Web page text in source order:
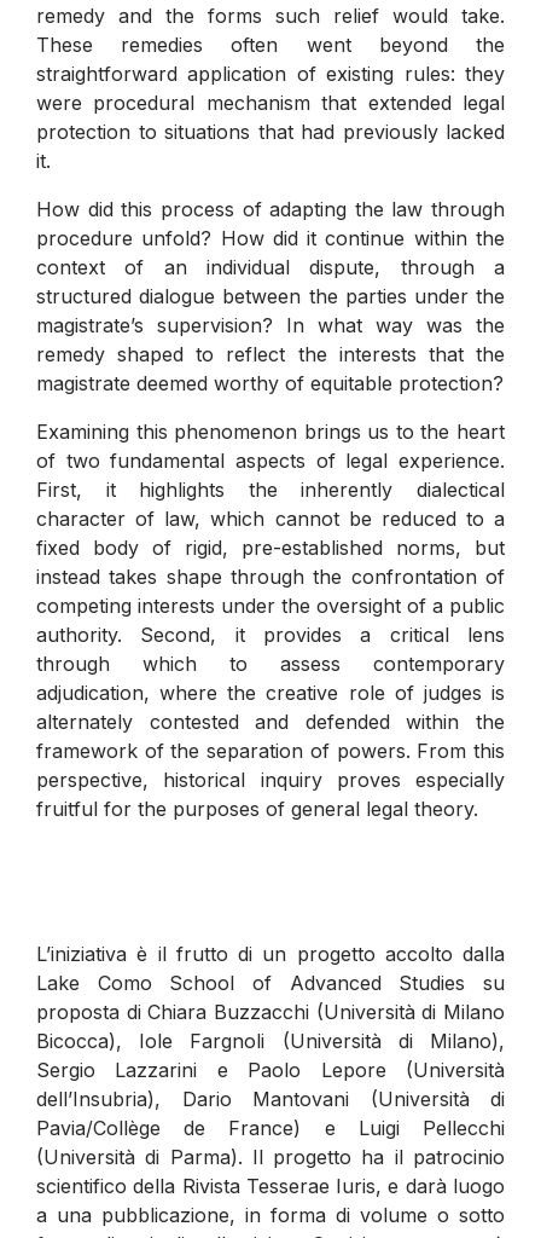
remedy and the forms such relief would take.
These remedies often went beyond the
straightforward application of existing rules: they
were procedural mechanism that extended legal
protection to situations that had previously lacked
it.
How did this process of adapting the law through
procedure unfold? How did it continue within the
context of an individual dispute, through a
structured dialogue between the parties under the
magistrate’s supervision? In what way was the
remedy shaped to reflect the interests that the
magistrate deemed worthy of equitable protection?
Examining this phenomenon brings us to the heart
of two fundamental aspects of legal experience.
First, it highlights the inherently dialectical
character of law, which cannot be reduced to a
fixed body of rigid, pre-established norms, but
instead takes shape through the confrontation of
competing interests under the oversight of a public
authority. Second, it provides a critical lens
through which to assess contemporary
adjudication, where the creative role of judges is
alternately contested and defended within the
framework of the separation of powers. From this
perspective, historical inquiry proves especially
fruitful for the purposes of general legal theory.
L’iniziativa è il frutto di un progetto accolto dalla
Lake Como School of Advanced Studies su
proposta di Chiara Buzzacchi (Università di Milano
Bicocca), Iole Fargnoli (Università di Milano),
Sergio Lazzarini e Paolo Lepore (Università
dell’Insubria), Dario Mantovani (Università di
Pavia/Collège de France) e Luigi Pellecchi
(Università di Parma). Il progetto ha il patrocinio
scientifico della Rivista Tesserae Iuris, e darà luogo
a una pubblicazione, in forma di volume o sotto